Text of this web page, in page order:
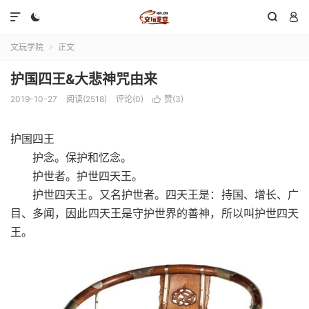
  

文玩学院  正文
护国四王&大悲神咒由来
2019-10-27 阅读(2518) 评论(0)  赞(3)
护国四王
护念。保护和忆念。
护世者。护世四天王。
护世四天王。又名护世者。四天王是：持国、增长、广
目、多闻，因此四天王是守护世界的善神，所以叫护世四天
王。